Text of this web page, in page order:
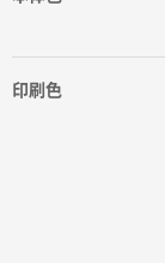
印刷色